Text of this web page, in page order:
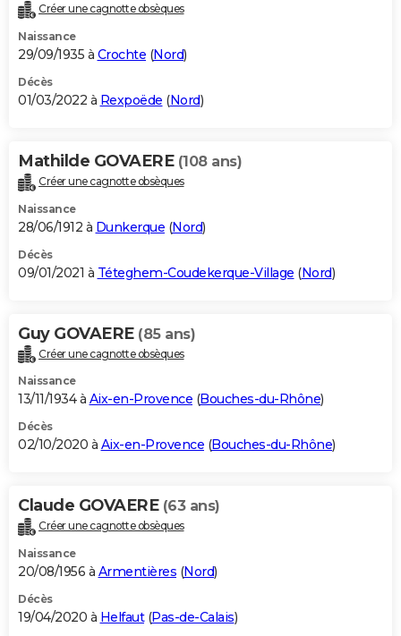
Créer une cagnotte obsèques
Naissance
29/09/1935 à Crochte (Nord)
Décès
01/03/2022 à Rexpoëde (Nord)
Mathilde GOVAERE (108 ans)
Créer une cagnotte obsèques
Naissance
28/06/1912 à Dunkerque (Nord)
Décès
09/01/2021 à Téteghem-Coudekerque-Village (Nord)
Guy GOVAERE (85 ans)
Créer une cagnotte obsèques
Naissance
13/11/1934 à Aix-en-Provence (Bouches-du-Rhône)
Décès
02/10/2020 à Aix-en-Provence (Bouches-du-Rhône)
Claude GOVAERE (63 ans)
Créer une cagnotte obsèques
Naissance
20/08/1956 à Armentières (Nord)
Décès
19/04/2020 à Helfaut(Pas-de-Calais)